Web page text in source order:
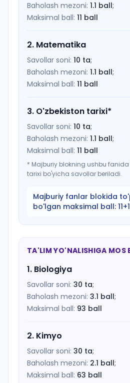
Baholash mezoni: 1.1 ball;
Maksimal ball: 11 ball
2. Matematika
Savollar soni: 10 ta;
Baholash mezoni: 1.1 ball;
Maksimal ball: 11 ball
3. O'zbekiston tarixi*
Savollar soni: 10 ta;
Baholash mezoni: 1.1 ball;
Maksimal ball: 11 ball
* Majburiy blokning ushbu
tarixi bo'yicha savollar beriladi.
Majburiy fanlar blokida
bo'lgan maksimal ball:
TA'LIM YO'NALISHIGA MOS
1. Biologiya
Savollar soni: 30 ta;
Baholash mezoni: 3.1 ball;
Maksimal ball: 93 ball
2. Kimyo
Savollar soni: 30 ta;
Baholash mezoni: 2.1 ball;
Maksimal ball: 63 ball